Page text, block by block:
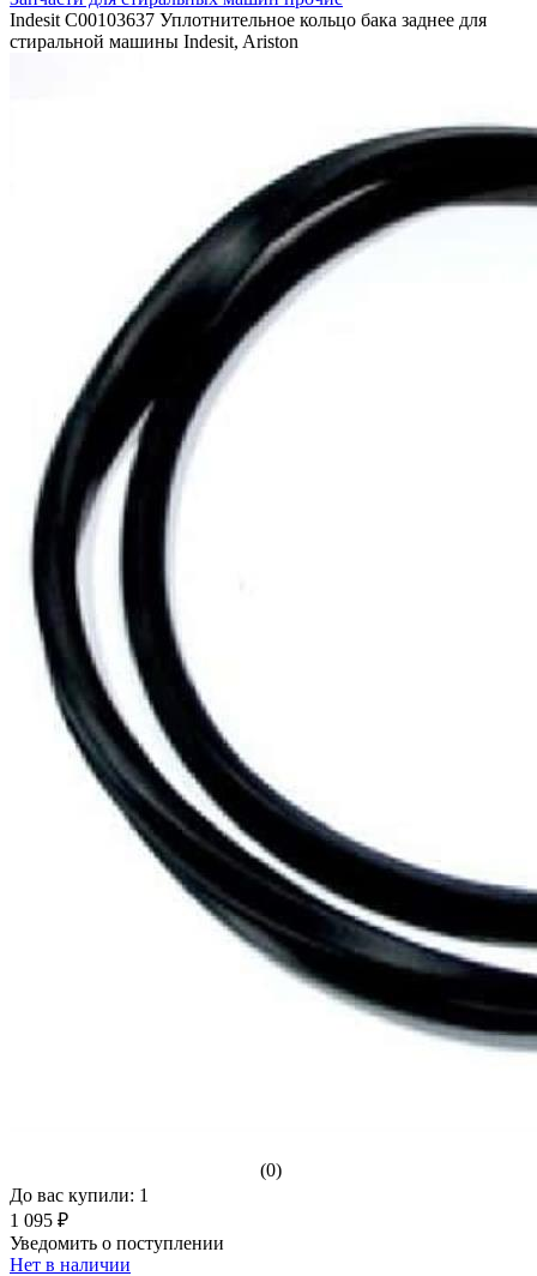
Indesit C00103637 Уплотнительное кольцо бака заднее для
стиральной машины Indesit, Ariston
(0)
До вас купили: 1
1 095 ₽
Уведомить о поступлении
Нет в наличии